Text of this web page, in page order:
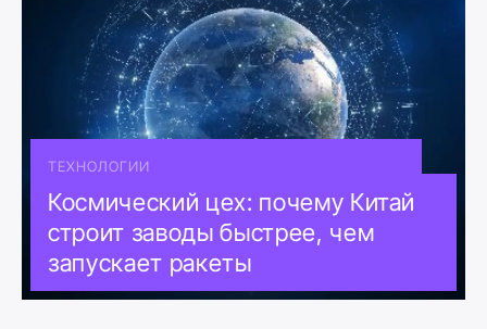
ТЕХНОЛОГИИ
Космический цех: почему Китай
строит заводы быстрее, чем
запускает ракеты